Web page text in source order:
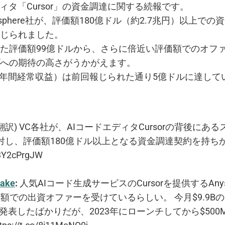
タ「Cursor」の資金調達に関する続報です。
社が、評価額180億ドル（約2.7兆円）以上での
られました。
評価額99億ドルから、さらに倍近い評価額でのオフ
の期待の高さがうかがえます。
間経常収益）は前回報じられた通り5億ドルに達して
訳) VC各社が、AIコードエディタCursorの背後にある
し、評価額180億ドル以上となる資金調達契約を持ち
: 人気AIコード生成サービスのCursorを提供する
での出資オファーを受けているらしい。 今月$9.9B
表したばかりだが、2023年にローンチしてから